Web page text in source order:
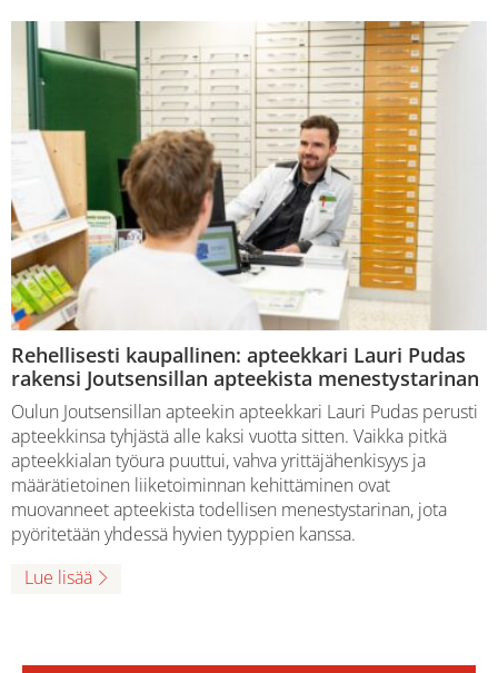
Rehellisesti kaupallinen: apteekkari Lauri Pudas
rakensi Joutsensillan apteekista menestystarinan
Oulun Joutsensillan apteekin apteekkari Lauri Pudas perusti
apteekkinsa tyhjästä alle kaksi vuotta sitten. Vaikka pitkä
apteekkialan työura puuttui, vahva yrittäjähenkisyys ja
määrätietoinen liiketoiminnan kehittäminen ovat
muovanneet apteekista todellisen menestystarinan, jota
pyöritetään yhdessä hyvien tyyppien kanssa.
Lue lisää